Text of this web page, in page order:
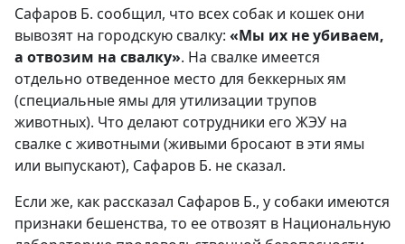
Сафаров Б. сообщил, что всех собак и кошек они
вывозят на городскую свалку: «Мы их не убиваем,
а отвозим на свалку». На свалке имеется
отдельно отведенное место для беккерных ям
(специальные ямы для утилизации трупов
животных). Что делают сотрудники его ЖЭУ на
свалке с животными (живыми бросают в эти ямы
или выпускают), Сафаров Б. не сказал.
Если же, как рассказал Сафаров Б., у собаки имеются
признаки бешенства, то ее отвозят в Национальную